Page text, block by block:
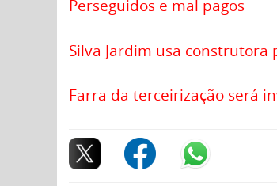
Perseguidos e mal pagos
Silva Jardim usa
Farra da terceirização será